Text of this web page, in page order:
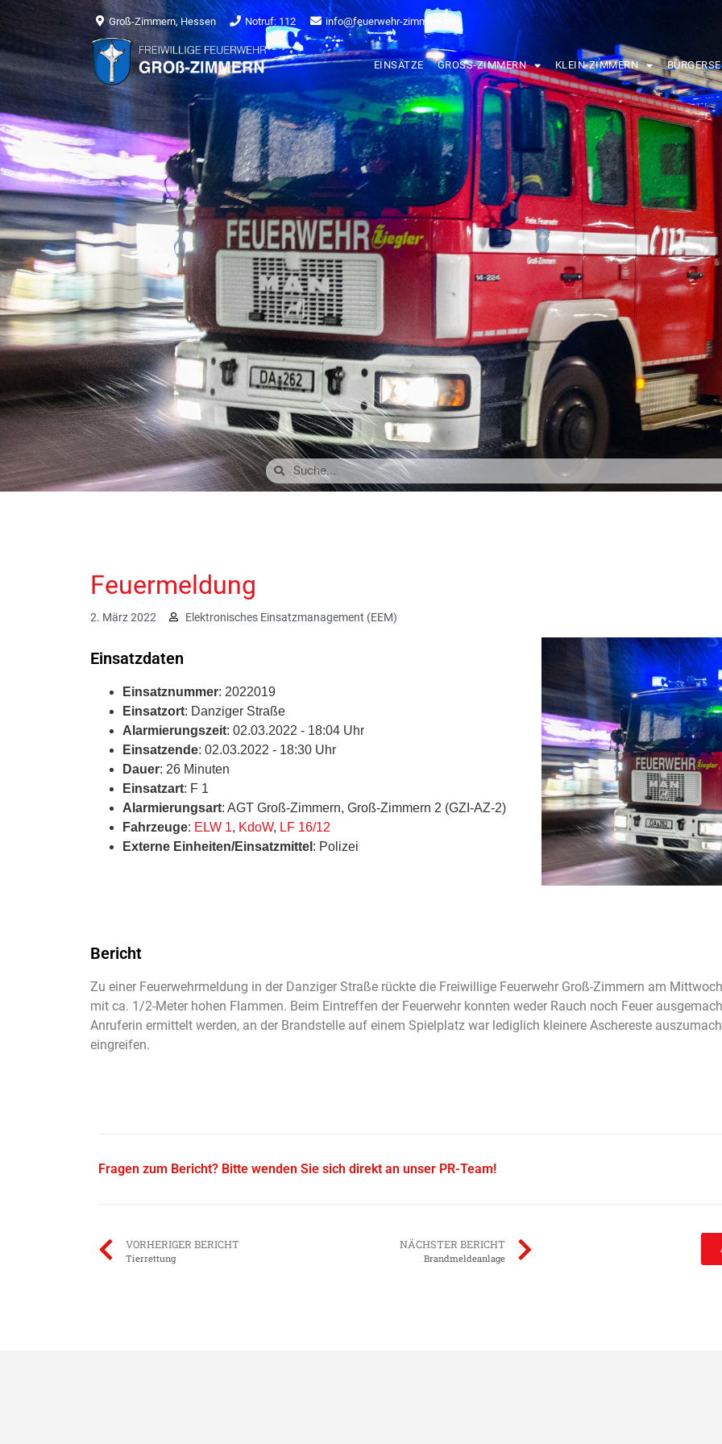
Groß-Zimmern, Hessen Notruf: 112 info@feuerwehr-zimmern.de
EINSÄTZE GROSS-ZIMMERN KLEIN-ZIMMERN
Feuermeldung
2. März 2022 Elektronisches Einsatzmanagement (EEM)
Einsatzdaten
Einsatznummer: 2022019
Einsatzort: Danziger Straße
Alarmierungszeit: 02.03.2022 - 18:04 Uhr
Einsatzende: 02.03.2022 - 18:30 Uhr
Dauer: 26 Minuten
Einsatzart: F 1
Alarmierungsart: AGT Groß-Zimmern, Groß-Zimmern 2 (GZI-AZ-2)
Fahrzeuge: ELW 1, KdoW, LF 16/12
Externe Einheiten/Einsatzmittel : Polizei
Bericht
Zu einer Feuerwehrmeldung in der Danziger Straße rückte die Freiwillige Feuerwehr Groß-Zimmern am
mit ca. 1/2-Meter hohen Flammen. Beim Eintreffen der Feuerwehr konnten weder Rauch noch Feuer
Anruferin ermittelt werden, an der Brandstelle auf einem Spielplatz war lediglich kleinere Aschereste
eingreifen.
Fragen zum Bericht? Bitte wenden Sie sich direkt an unser PR-Team!
VORHERIGER BERICHT
Tierrettung
NÄCHSTER BERICHT
Brandmeldeanlage